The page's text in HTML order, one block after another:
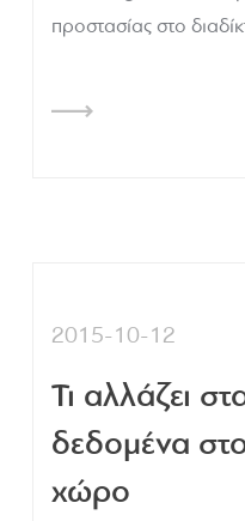
προστασίας στο
2015-10-12
Τι αλλάζει
δεδομένα
χώρο